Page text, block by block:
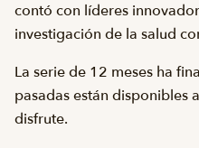
contó con líderes
investigación de la salud
La serie de 12 meses ha
pasadas están disponibles
disfrute.